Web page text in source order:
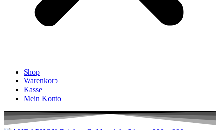
Shop
Warenkorb
Kasse
Mein Konto